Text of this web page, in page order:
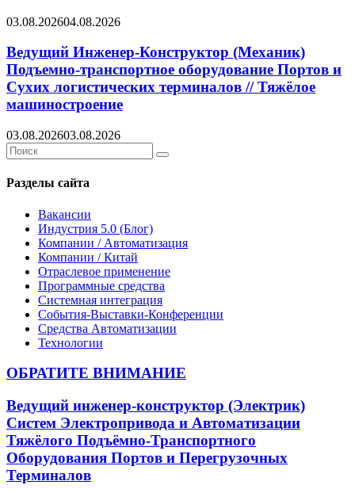
03.08.202604.08.2026
Ведущий Инженер-Конструктор (Механик)
Подъемно-транспортное оборудование Портов и
Сухих логистических терминалов // Тяжёлое
машиностроение
03.08.202603.08.2026
Search
for:
Search
Разделы сайта
Вакансии
Индустрия 5.0 (Блог)
Компании / Автоматизация
Компании / Китай
Отраслевое применение
Программные средства
Системная интеграция
События-Выставки-Конференции
Средства Автоматизации
Технологии
ОБРАТИТЕ ВНИМАНИЕ
Ведущий инженер-конструктор (Электрик)
Систем Электропривода и Автоматизации
Тяжёлого Подъёмно-Транспортного
Оборудования Портов и Перегрузочных
Терминалов